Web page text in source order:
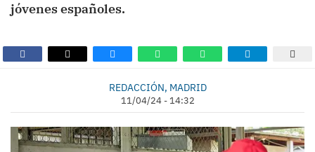
jóvenes españoles.
REDACCIÓN, MADRID
11/04/24 - 14:32